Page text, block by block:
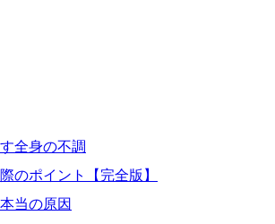
全身の不調
のポイント【完全版】
当の原因